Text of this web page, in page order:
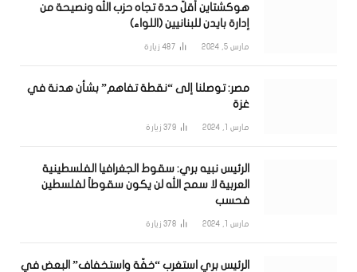
هوكشتاين أقلّ حدة تجاه حزب الله ونصيحة من
إدارة بايدن للبنانيين (اللواء)
مارس 5, 2024 487 زيارة
مصر: توصلنا إلى “نقطة تفاهم” بشأن هدنة في
غزة
مارس 1, 2024 379 زيارة
الرئيس نبيه بري: سقوط الجغرافيا الفلسطينية
العربية لا سمح الله لن يكون سقوطاً لفلسطين
فحسب
مارس 1, 2024 378 زيارة
الرئيس بري استغرب “خفّة واستخفاف” البعض في